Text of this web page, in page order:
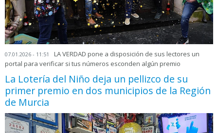
07.01.2026 - 11:51
LA VERDAD pone a disposición de sus lectores un
portal para verificar si tus números esconden algún premio
La Lotería del Niño deja un pellizco de su
primer premio en dos municipios de la Región
de Murcia